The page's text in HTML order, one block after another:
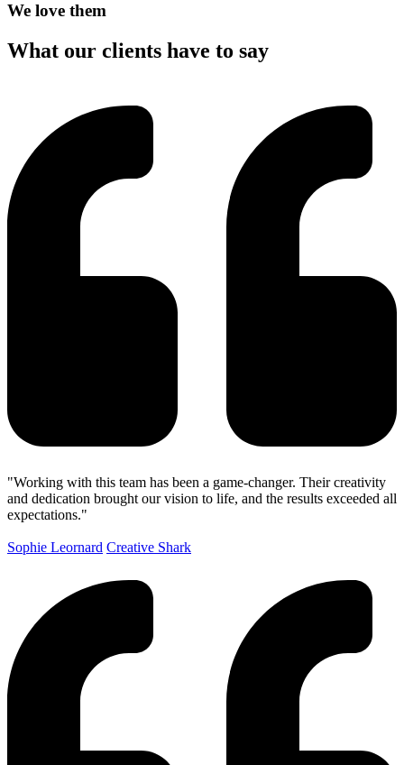
We love them
What our clients have to say​
"Working with this team has been a game-changer. Their creativity
and dedication brought our vision to life, and the results exceeded all
expectations."
Sophie Leornard Creative Shark